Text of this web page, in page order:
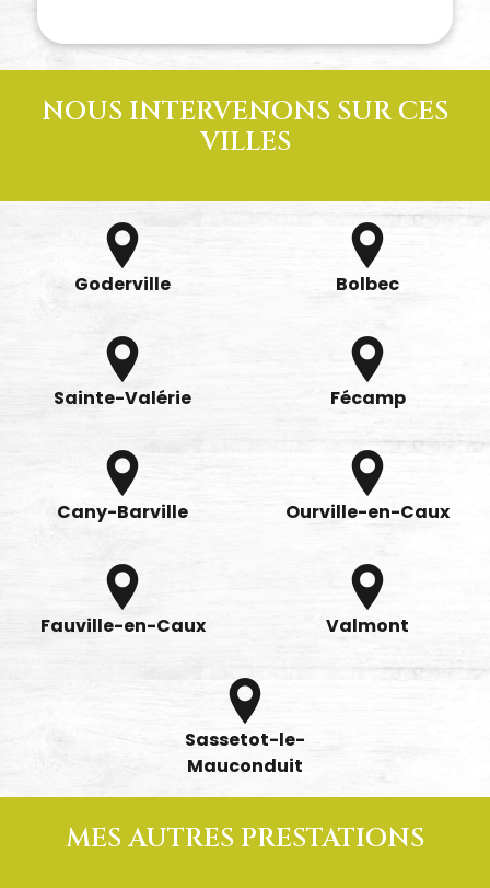
NOUS INTERVENONS SUR CES
VILLES
Goderville Bolbec
Sainte-Valérie Fécamp
Cany-Barville Ourville-en-Caux
Fauville-en-Caux Valmont
Sassetot-le-
Mauconduit
MES AUTRES PRESTATIONS